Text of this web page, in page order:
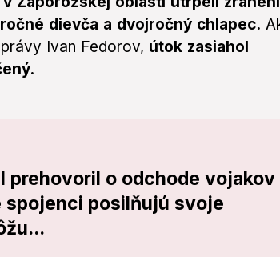
dievča a dvojročný chlapec.
Ivan Fedorov, útok zasiahol
prehovoril o odchode vojakov
spojenci posilňujú svoje